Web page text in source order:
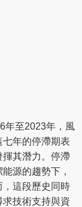
年至2023年，風
年的停滯期表
揮其潛力。停滯
源的趨勢下，
這段歷史同時
技術支持與資